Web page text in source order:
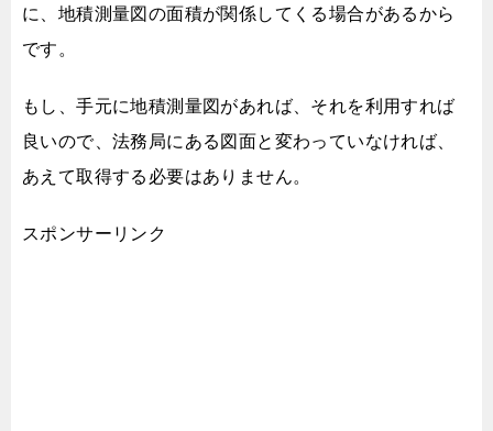
に、 地積測量図の面積が関係してくる場合があるから
です。
もし、手元に地積測量図があれば、それを利用すれば
良いので、 法務局にある図面と変わっていなければ、
あえて取得する必要はありません。
スポンサーリンク